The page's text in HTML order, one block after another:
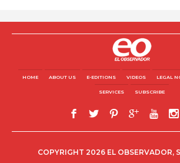
HOME ABOUT US E-EDITIONS VIDEOS LEGAL
SERVICES SUBSCRIBE
COPYRIGHT 2026 EL OBSERVADOR,